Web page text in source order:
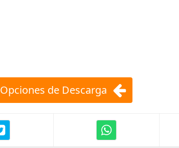
Opciones de Descarga